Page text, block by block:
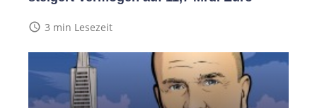
access_time 3 min Lesezeit